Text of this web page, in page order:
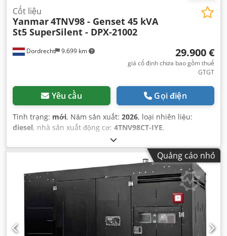
Dordrecht 9.699 km
Cốt liệu
Yanmar4TNV98 - Genset 45 kVA
St5 SuperSilent - DPX-21002
29.900 €
giá cố định chưa bao gồm thuế
GTGT
Yêu cầu Gọi điện
Tình trạng: mới, Năm sản xuất: 2026, loại nhiên liệu:
diesel, nhà sản xuất động cơ: 4TNV98CT-IYE,
Quảng cáo nhỏ